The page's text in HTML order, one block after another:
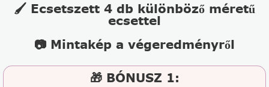
🖌️ Ecsetszett 4 db különböző méretű
ecsettel
📷 Mintakép a végeredményről
🎁 BÓNUSZ 1: